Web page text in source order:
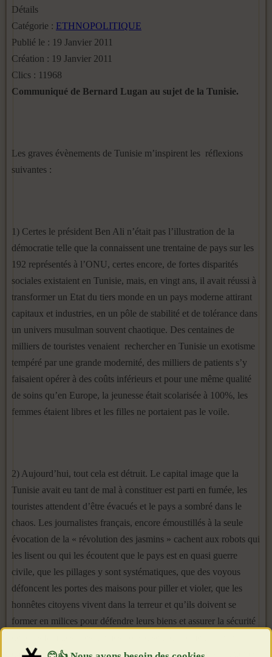
Détails
Catégorie : ETHNOPOLITIQUE
Publié le : 19 Janvier 2011
Création : 19 Janvier 2011
Clics : 11968
Communiqué de Bernard Lugan au sujet de la Tunisie.
Les graves évènements de Tunisie m’inspirent les réflexions
suivantes :
1) Certes le président Ben Ali n’était pas l’illustration de la
démocratie telle que la connaissent une trentaine de pays sur les
192 représentés à l’ONU, certes encore, de fortes disparités
sociales existaient en Tunisie, mais, en vingt ans, il avait réussi à
transformer un Etat du tiers monde en un pays moderne attirant
capitaux et industries, en un pôle de stabilité et de tolérance dans
un univers musulman souvent chaotique. Des centaines de
milliers de touristes venaient rechercher en Tunisie un exotisme
tempéré par une grande modernité, des milliers de patients s’y
faisaient opérer à des coûts inférieurs et pour une même qualité
de soins qu’en Europe, la jeunesse était scolarisée à 100%, les
femmes étaient libres et les filles ne portaient pas le voile.
2) Aujourd’hui, tout cela est détruit. Le capital image que la
Tunisie avait eu tant de mal à constituer est parti en fumée, les
touristes attendent d’être évacués et le pays a sombré dans le
chaos. Les journalistes français, encore émoustillés à la seule
évocation de la « révolution des jasmins » cachent aux robots qui
les lisent ou qui les écoutent que le pays est en quasi guerre
civile, que les pillages y sont systématiques, que des voyous
défoncent les portes des maisons pour piller et violer, que les
honnêtes citoyens vivent dans la terreur et qu’ils doivent se
former en milices pour défendre leurs biens et assurer la sécurité
danger islamiste n’existe pas. De fait, les seuls leaders politiques